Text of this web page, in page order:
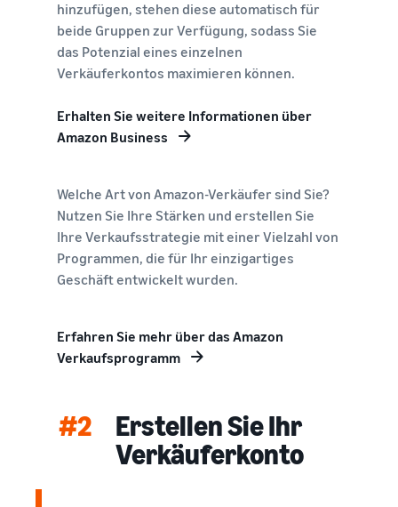
hinzufügen, stehen diese automatisch für
beide Gruppen zur Verfügung, sodass Sie
das Potenzial eines einzelnen
Verkäuferkontos maximieren können.
Erhalten Sie weitere Informationen über
Amazon Business
Welche Art von Amazon-Verkäufer sind Sie?
Nutzen Sie Ihre Stärken und erstellen Sie
Ihre Verkaufsstrategie mit einer Vielzahl von
Programmen, die für Ihr einzigartiges
Geschäft entwickelt wurden.
Erfahren Sie mehr über das Amazon
Verkaufsprogramm
#2
Erstellen Sie Ihr
Verkäuferkonto